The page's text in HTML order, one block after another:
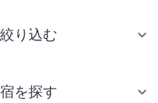
り込む
を探す